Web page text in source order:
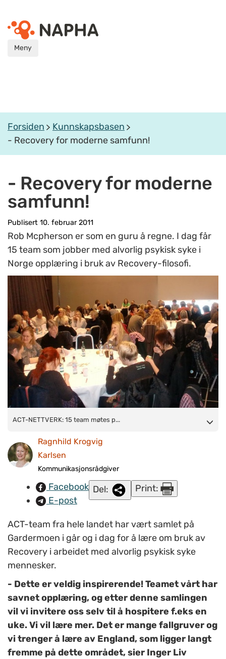
Meny
Forsiden
Kunnskapsbasen
- Recovery for moderne samfunn!
- Recovery for moderne
samfunn!
Publisert 10. februar 2011
Rob Mcpherson er som en guru å regne. I dag får
15 team som jobber med alvorlig psykisk syke i
Norge opplæring i bruk av Recovery-filosofi.
ACT-NETTVERK: 15 team møtes på Gardermoen. Foto:
ACT-NETTVERK: 15 team møtes p...
Ragnhild Krogvig
Karlsen
Kommunikasjonsrådgiver
Facebook
E-post
Del: Print:
ACT-team fra hele landet har vært samlet på
Gardermoen i går og i dag for å lære om bruk av
Recovery i arbeidet med alvorlig psykisk syke
mennesker.
- Dette er veldig inspirerende! Teamet vårt har
savnet opplæring, og etter denne samlingen
vil vi invitere oss selv til å hospitere f.eks en
uke. Vi vil lære mer. Det er mange fallgruver og
vi trenger å lære av England, som ligger langt
fremme på dette området, sier Inger Liv